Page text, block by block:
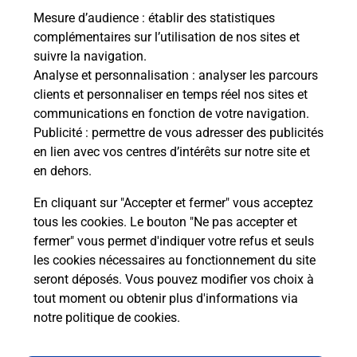
Mesure d’audience : établir des statistiques
complémentaires sur l’utilisation de nos sites et
suivre la navigation.
Analyse et personnalisation : analyser les parcours
clients et personnaliser en temps réel nos sites et
communications en fonction de votre navigation.
Publicité : permettre de vous adresser des publicités
en lien avec vos centres d’intérêts sur notre site et
en dehors.
En cliquant sur "Accepter et fermer" vous acceptez
tous les cookies. Le bouton "Ne pas accepter et
fermer" vous permet d'indiquer votre refus et seuls
les cookies nécessaires au fonctionnement du site
seront déposés. Vous pouvez modifier vos choix à
tout moment ou obtenir plus d'informations via
notre politique de cookies.
Boîte aux Lettres La Poste
Prochaine collecte du courrierjeudià 09h00
Place Du Lavoir
13250
Cornillon Confoux
Itinéraire
Le lien s'ouvre dans un nouvel onglet
Localiser Liste Boîtes aux lettres
Bouches-du-Rhône
Cornillon Confoux